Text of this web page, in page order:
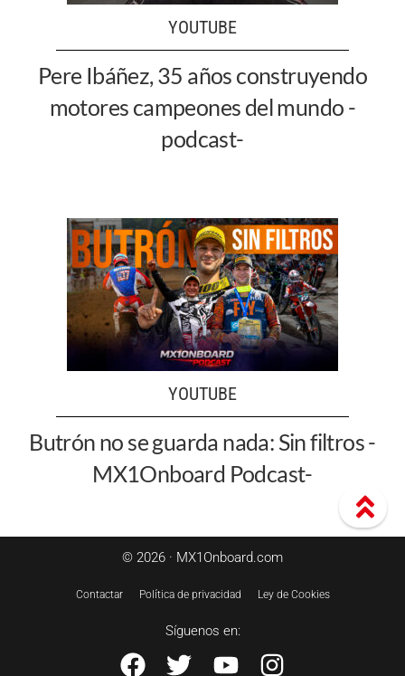
YOUTUBE
Pere Ibáñez, 35 años construyendo
motores campeones del mundo -
podcast-
YOUTUBE
Butrón no se guarda nada: Sin filtros -
MX1Onboard Podcast-
© 2026 · MX1Onboard.com
Contactar Política de privacidad Ley de Cookies
Síguenos en: